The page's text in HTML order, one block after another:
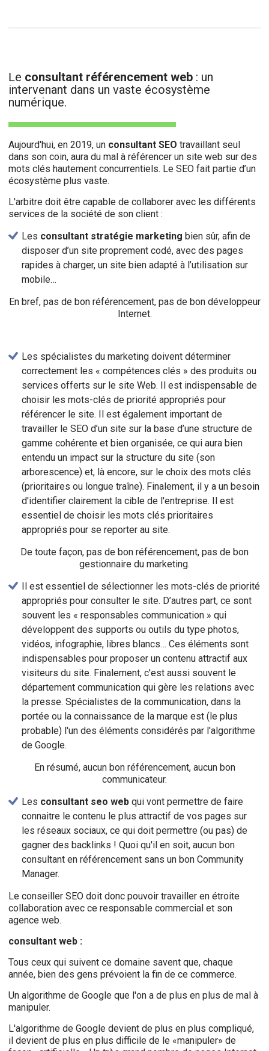
Le consultant référencement web : un
intervenant dans un vaste écosystème
numérique.
Aujourd'hui, en 2019, un consultant SEOtravaillant seul
dans son coin, aura du mal à référencer un site web sur des
mots clés hautement concurrentiels. Le SEO fait partie d’un
écosystème plus vaste.
L'arbitre doit être capable de collaborer avec les différents
services de la société de son client :
Les consultant stratégie marketing bien sûr, afin de
disposer d’un site proprement codé, avec des pages
rapides à charger, un site bien adapté à l’utilisation sur
mobile…
En bref, pas de bon référencement, pas de bon développeur
Internet.
Les spécialistes du marketing doivent déterminer
correctement les « compétences clés » des produits ou
services offerts sur le site Web. Il est indispensable de
choisir les mots-clés de priorité appropriés pour
référencer le site. Il est également important de
travailler le SEO d’un site sur la base d’une structure de
gamme cohérente et bien organisée, ce qui aura bien
entendu un impact sur la structure du site (son
arborescence) et, là encore, sur le choix des mots clés
(prioritaires ou longue traîne). Finalement, il y a un besoin
d'identifier clairement la cible de l'entreprise. Il est
essentiel de choisir les mots clés prioritaires
appropriés pour se reporter au site.
De toute façon, pas de bon référencement, pas de bon
gestionnaire du marketing.
Il est essentiel de sélectionner les mots-clés de priorité
appropriés pour consulter le site. D’autres part, ce sont
souvent les « responsables communication » qui
développent des supports ou outils du type photos,
vidéos, infographie, libres blancs… Ces éléments sont
indispensables pour proposer un contenu attractif aux
visiteurs du site. Finalement, c'est aussi souvent le
département communication qui gère les relations avec
la presse. Spécialistes de la communication, dans la
portée ou la connaissance de la marque est (le plus
probable) l'un des éléments considérés par l'algorithme
de Google.
En résumé, aucun bon référencement, aucun bon
communicateur.
Les consultant seo webqui vont permettre de faire
connaitre le contenu le plus attractif de vos pages sur
les réseaux sociaux, ce qui doit permettre (ou pas) de
gagner des backlinks ! Quoi qu'il en soit, aucun bon
consultant en référencement sans un bon Community
Manager.
Le conseiller SEO doit donc pouvoir travailler en étroite
collaboration avec ce responsable commercial et son
agence web.
consultant web :
Tous ceux qui suivent ce domaine savent que, chaque
année, bien des gens prévoient la fin de ce commerce.
Un algorithme de Google que l'on a de plus en plus de mal à
manipuler.
L'algorithme de Google devient de plus en plus compliqué,
il devient de plus en plus difficile de le «manipuler» de